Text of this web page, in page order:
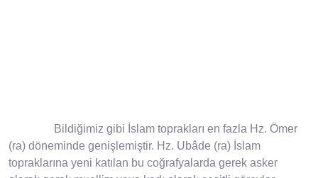
Bildiğimiz gibi İslam toprakları en fazla Hz. Ömer
(ra) döneminde genişlemiştir. Hz. Ubâde (ra) İslam
topraklarına yeni katılan bu coğrafyalarda gerek asker